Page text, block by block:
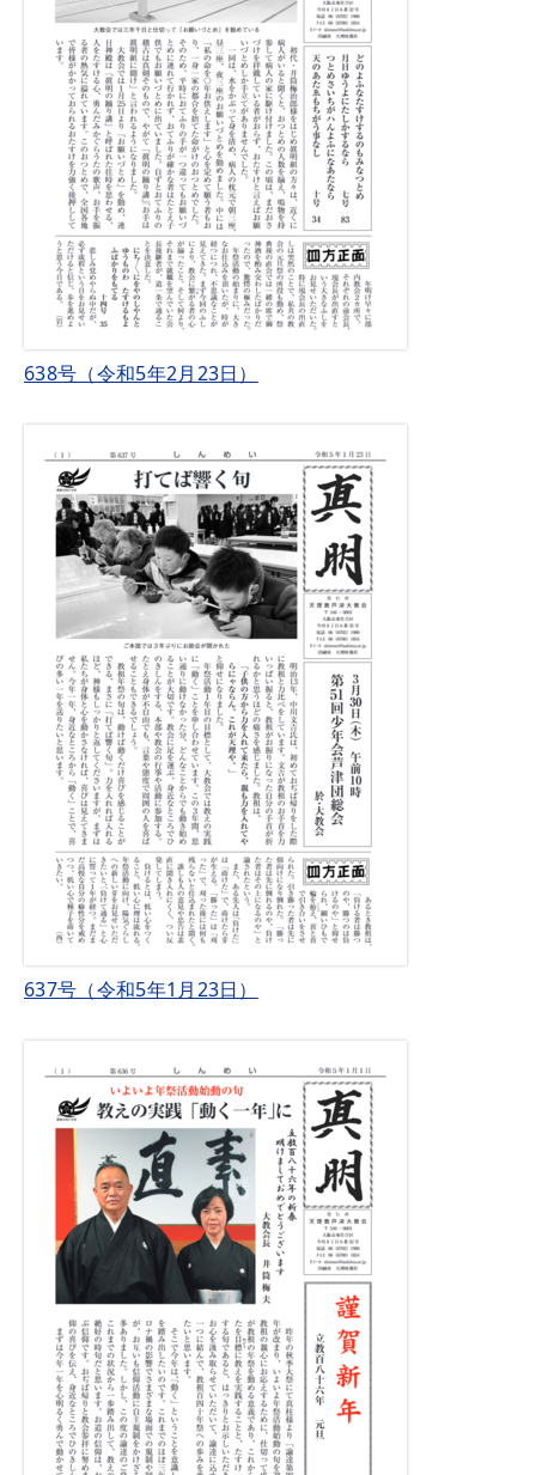
638号（令和5年2月23日）
637号（令和5年1月23日）